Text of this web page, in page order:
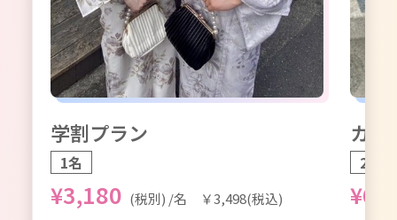
学割プラン
1名
¥3,180 (税別) /名 ￥3,498(税込)
カッ
2名1